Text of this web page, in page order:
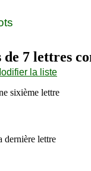
de 7 lettres
la liste
sixième lettre
dernière lettre